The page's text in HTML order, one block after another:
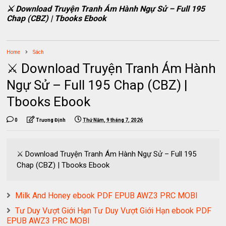
⚔️ Download Truyện Tranh Ám Hành Ngự Sử – Full 195
Chap (CBZ) | Tbooks Ebook
Home Sách
⚔️ Download Truyện Tranh Ám Hành
Ngự Sử – Full 195 Chap (CBZ) |
Tbooks Ebook
0 Trương Định Thứ Năm, 9 tháng 7, 2026
⚔️ Download Truyện Tranh Ám Hành Ngự Sử – Full 195
Chap (CBZ) | Tbooks Ebook
Milk And Honey ebook PDF EPUB AWZ3 PRC MOBI
Tư Duy Vượt Giới Hạn Tư Duy Vượt Giới Hạn ebook PDF
EPUB AWZ3 PRC MOBI